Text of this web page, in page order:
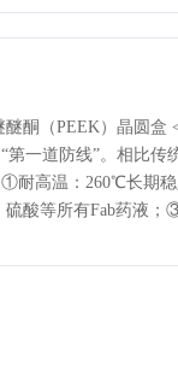
醚酮（PEEK）晶圆盒
第一道防线”。相比传
耐高温：260℃长期
硫酸等所有Fab药液；
⑤防静电：表面电阻